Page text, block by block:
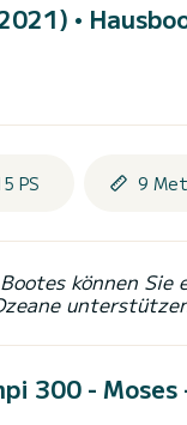
•
PS 9
können
300 - Moses